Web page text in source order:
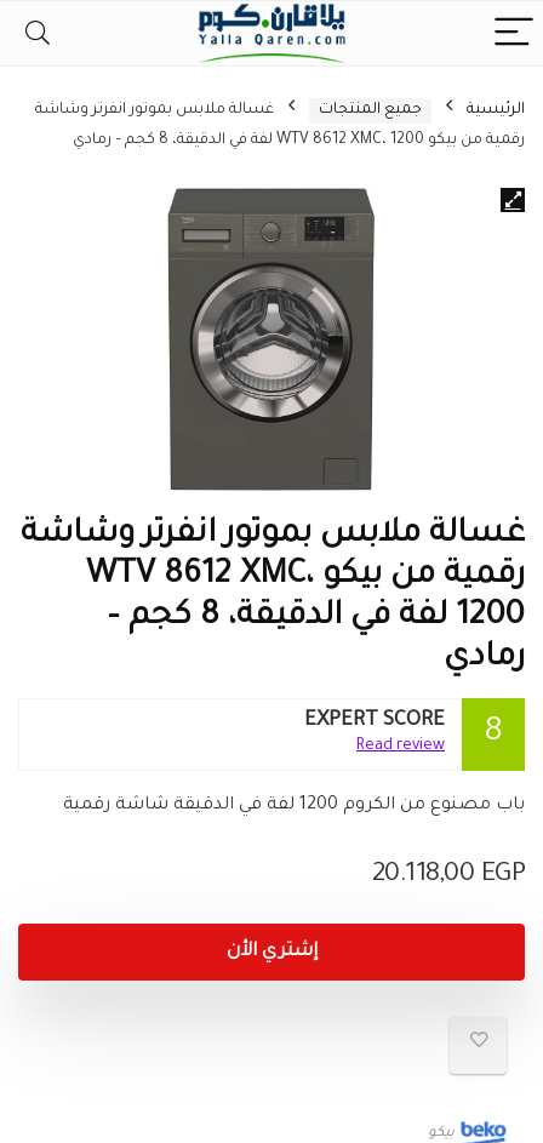
الرئيسية جميع المنتجات
غسالة ملابس بموتور انفرتر وشاشة
رقمية من بيكو WTV 8612 XMC، 1200 لفة في الدقيقة، 8 كجم – رمادي
غسالة ملابس بموتور انفرتر وشاشة
رقمية من بيكو WTV 8612 XMC،
1200 لفة في الدقيقة، 8 كجم –
رمادي
8
EXPERT SCORE
Read review
باب مصنوع من الكروم 1200 لفة في الدقيقة شاشة رقمية
20.118,00 EGP
إشتري الأن
بيكو